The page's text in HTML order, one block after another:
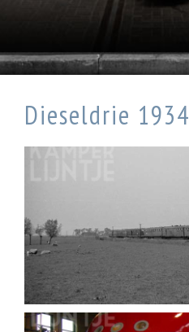
Dieseldrie 1934